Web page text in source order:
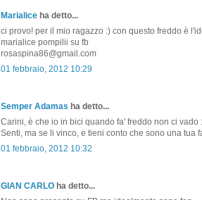
Marialice ha detto...
ci provo! per il mio ragazzo :) con questo freddo è
marialice pompilii su fb
rosaspina86@gmail.com
01 febbraio, 2012 10:29
Semper Adamas ha detto...
Carini, è che io in bici quando fa' freddo non ci vado
Senti, ma se li vinco, e tieni conto che sono una tua
01 febbraio, 2012 10:32
GIAN CARLO ha detto...